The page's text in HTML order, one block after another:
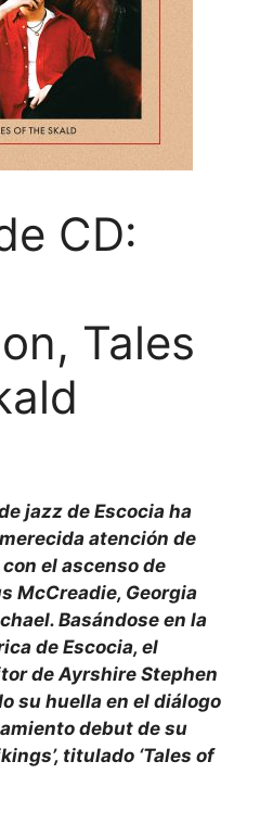
CD:
Tales
jazz de Escocia ha
atención de
el ascenso de
McCreadie, Georgia
Basándose en la
de Escocia, el
de Ayrshire Stephen
su huella en el diálogo
debut de su
titulado ‘Tales of